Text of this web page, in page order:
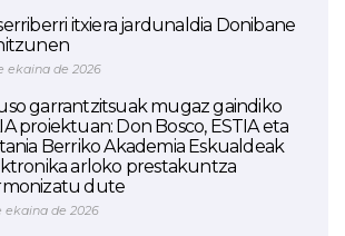
itxiera jardunaldia Donibane
ekaina de 2026
garrantzitsuak mugaz gaindiko
proiektuan: Don Bosco, ESTIA eta
Berriko Akademia Eskualdeak
arloko prestakuntza
dute
ekaina de 2026